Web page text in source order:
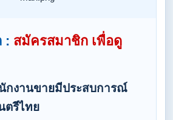
: สมัครสมาชิก เพื่อดู
กงานขายมีประสบการณ์
ตรีไทย